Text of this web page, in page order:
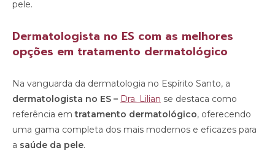
pele.
Dermatologista no ES com as melhores
opções em tratamento dermatológico
Na vanguarda da dermatologia no Espírito Santo, a
dermatologista no ES – Dra. Lilian se destaca como
referência emtratamento dermatológico, oferecendo
uma gama completa dos mais modernos e eficazes para
a saúde da pele.